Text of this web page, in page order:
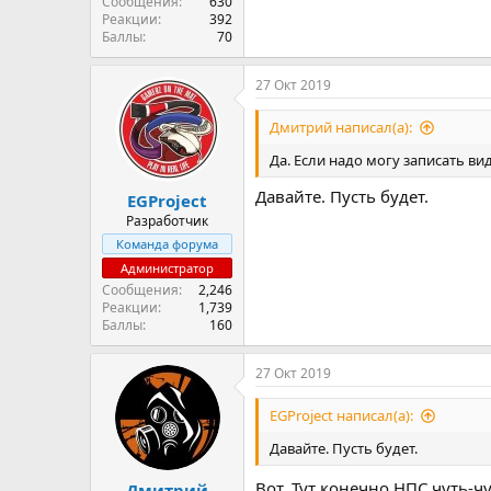
Реакции
392
Баллы
70
EGProject
Разработчик
Команда форума
Администратор
Сообщения
2,246
Реакции
1,739
Баллы
160
27 Окт 2019
Дмитрий написал(а):
Да. Если надо могу записать
Давайте. Пусть будет.
27 Окт 2019
EGProject написал(а):
Давайте. Пусть будет.